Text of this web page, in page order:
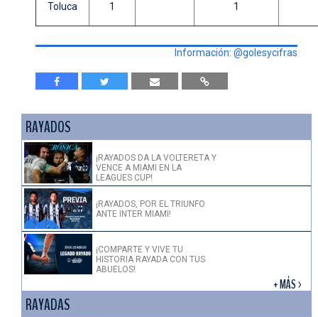
Toluca 1 1
Información: @golesycifras
RAYADOS
¡RAYADOS DA LA VOLTERETA Y
VENCE A MIAMI EN LA
LEAGUES CUP!
¡RAYADOS, POR EL TRIUNFO
ANTE INTER MIAMI!
¡COMPARTE Y VIVE TU
HISTORIA RAYADA CON TUS
ABUELOS!
+ MÁS >
RAYADAS